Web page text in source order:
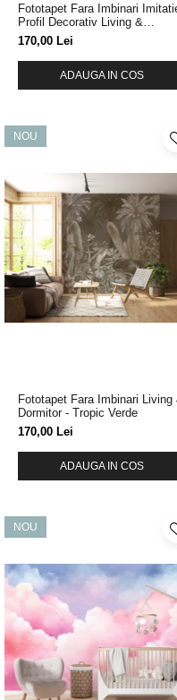
Fototapet Fara Imbinari
Profil Decorativ Living &
Dormitor
170,00 Lei
ADAUGA IN COS
NOU
Fototapet Fara Imbinari Living
Dormitor - Tropic Verde
170,00 Lei
ADAUGA IN COS
NOU